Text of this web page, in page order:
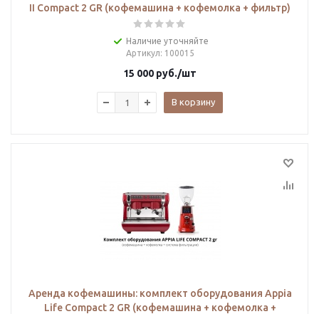
II Compact 2 GR (кофемашина + кофемолка + фильтр)
Наличие уточняйте
Артикул: 100015
15 000 руб./шт
В корзину
Аренда кофемашины: комплект оборудования Appia
Life Compact 2 GR (кофемашина + кофемолка +